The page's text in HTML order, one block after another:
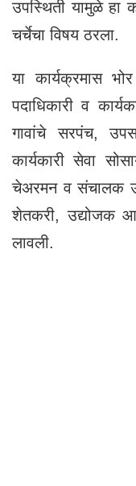
उपस्थिती यामुळे हा
चर्चेचा विषय ठरला.
या कार्यक्रमास
पदाधिकारी व
गावांचे सरपंच,
कार्यकारी सेवा
चेअरमन व संचालक
शेतकरी, उद्योजक
लावली.